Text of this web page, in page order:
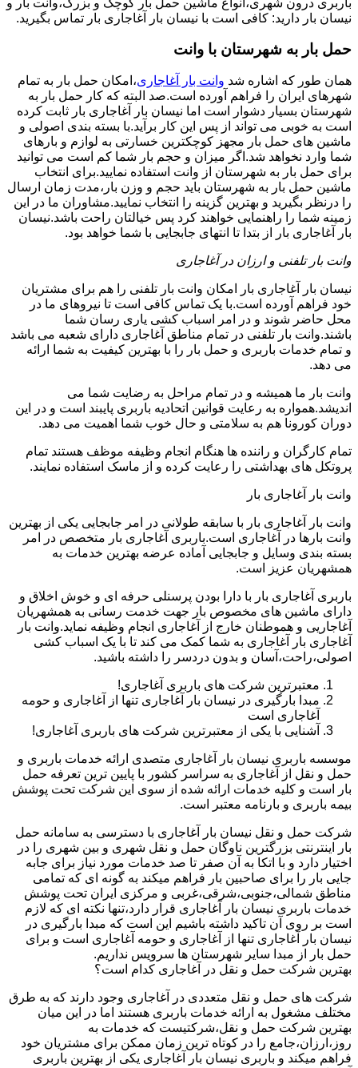
باربری درون شهری،انواع ماشین حمل بار کوچک و بزرگ،وانت بار و
نیسان بار دارید: کافی است با نیسان بار آغاجاری بار تماس بگیرید.
حمل بار به شهرستان با وانت
همان طور که اشاره شد وانت بار آغاجاری،امکان حمل بار به تمام
شهرهای ایران را فراهم آورده است.صد البته که کار حمل بار به
شهرستان بسیار دشوار است اما نیسان بار آغاجاری بار ثابت کرده
است به خوبی می تواند از پس این کار برآید.با بسته بندی اصولی و
ماشین های حمل بار مجهز کوچکترین خسارتی به لوازم و بارهای
شما وارد نخواهد شد.اگر میزان و حجم بار شما کم است می توانید
برای حمل بار به شهرستان از وانت استفاده نمایید.برای انتخاب
ماشین حمل بار به شهرستان باید حجم و وزن بار،مدت زمان ارسال
را درنظر بگیرید و بهترین گزینه را انتخاب نمایید.مشاوران ما در این
زمینه شما را راهنمایی خواهند کرد پس خیالتان راحت باشد.نیسان
بار آغاجاری بار از بتدا تا انتهای جابجایی با شما خواهد بود.
وانت بار تلفنی و ارزان در آغاجاری
نیسان بار آغاجاری بار امکان وانت بار تلفنی را هم برای مشتریان
خود فراهم آورده است.با یک تماس کافی است تا نیروهای ما در
محل حاضر شوند و در امر اسباب کشی یاری رسان شما
باشند.وانت بار تلفنی در تمام مناطق آغاجاری دارای شعبه می باشد
و تمام خدمات باربری و حمل بار را با بهترین کیفیت به شما ارائه
می دهد.
وانت بار ما همیشه و در تمام مراحل به رضایت شما می
اندیشد.همواره به رعایت قوانین اتحادیه باربری پایبند است و در این
دوران کورونا هم به سلامتی و حال خوب شما اهمیت می دهد.
تمام کارگران و راننده ها هنگام انجام وظیفه موظف هستند تمام
پروتکل های بهداشتی را رعایت کرده و از ماسک استفاده نمایند.
وانت بار آغاجاری بار
وانت بار آغاجاری بار با سابقه طولانی در امر جابجایی یکی از بهترین
وانت بارها در آغاجاری است.باربری آغاجاری بار متخصص در امر
بسته بندی وسایل و جابجایی آماده عرضه بهترین خدمات به
همشهریان عزیز است.
باربری آغاجاری بار با دارا بودن پرسنلی حرفه ای و خوش اخلاق و
دارای ماشین های مخصوص بار جهت خدمت رسانی به همشهریان
آغاجاریی و هموطنان خارج از آغاجاری انجام وظیفه نماید.وانت بار
آغاجاری بار آغاجاری به شما کمک می کند تا با یک اسباب کشی
اصولی،راحت،آسان و بدون دردسر را داشته باشید.
معتبرترین شرکت های باربری آغاجاری!
مبدا بارگیری در نیسان بار آغاجاری تنها از آغاجاری و حومه
آغاجاری است
آشنایی با یکی از معتبرترین شرکت های باربری آغاجاری!
موسسه باربری نیسان بار آغاجاری متصدی ارائه خدمات باربری و
حمل و نقل از آغاجاری به سراسر کشور با پایین ترین تعرفه حمل
بار است و کلیه خدمات ارائه شده از سوی این شرکت تحت پوشش
بیمه باربری و بارنامه معتبر است.
شرکت حمل و نقل نیسان بار آغاجاری با دسترسی به سامانه حمل
بار اینترنتی بزرگترین ناوگان حمل و نقل شهری و بین شهری را در
اختیار دارد و با اتکا به آن صفر تا صد خدمات مورد نیاز برای جابه
جایی بار را برای صاحبین بار فراهم میکند به گونه ای که تمامی
مناطق شمالی،جنوبی،شرقی،غربی و مرکزی ایران تحت پوشش
خدمات باربری نیسان بار آغاجاری قرار دارد،تنها نکته ای که لازم
است بر روی آن تاکید داشته باشیم این است که مبدا بارگیری در
نیسان بار آغاجاری تنها از آغاجاری و حومه آغاجاری است و برای
حمل بار از مبدا سایر شهرستان ها سرویس نداریم.
بهترین شرکت حمل و نقل در آغاجاری کدام است؟
شرکت های حمل و نقل متعددی در آغاجاری وجود دارند که به طرق
مختلف مشغول به ارائه خدمات باربری هستند اما در این میان
بهترین شرکت حمل و نقل،شرکتیست که خدمات به
روز،ارزان،جامع را در کوتاه ترین زمان ممکن برای مشتریان خود
فراهم میکند و باربری نیسان بار آغاجاری یکی از بهترین باربری